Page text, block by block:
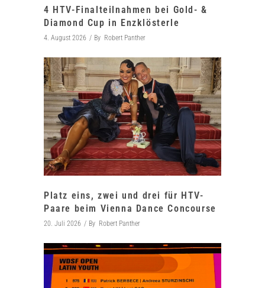
4 HTV-Finalteilnahmen bei Gold- &
Diamond Cup in Enzklösterle
4. August 2026 By Robert Panther
Platz eins, zwei und drei für HTV-
Paare beim Vienna Dance Concourse
20. Juli 2026 By Robert Panther